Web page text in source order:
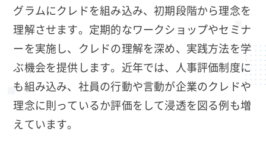
グラムにクレドを組み込み、初期段階から理念を
理解させます。定期的なワークショップやセミナ
ーを実施し、クレドの理解を深め、実践方法を学
ぶ機会を提供します。近年では、人事評価制度に
も組み込み、社員の行動や言動が企業のクレドや
理念に則っているか評価をして浸透を図る例も増
えています。